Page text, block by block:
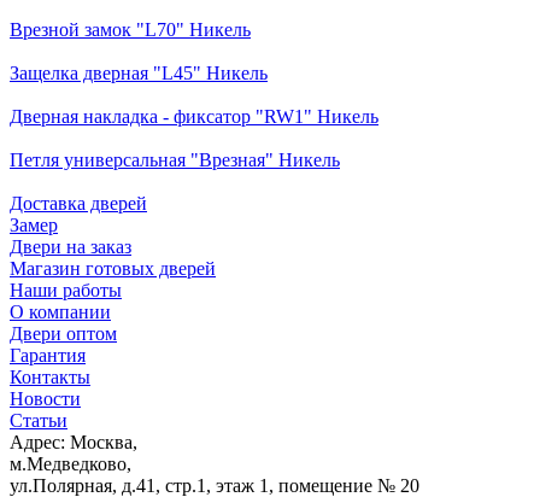
Врезной замок "L70" Никель
Защелка дверная "L45" Никель
Дверная накладка - фиксатор "RW1" Никель
Петля универсальная "Врезная" Никель
Доставка дверей
Замер
Двери на заказ
Магазин готовых дверей
Наши работы
О компании
Двери оптом
Гарантия
Контакты
Новости
Статьи
Адрес: Москва,
м.Медведково,
ул.Полярная, д.41, стр.1, этаж 1, помещение № 20